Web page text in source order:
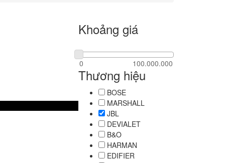
Khoảng giá
Thương hiệu
BOSE
MARSHALL
JBL
DEVIALET
B&O
HARMAN
EDIFIER